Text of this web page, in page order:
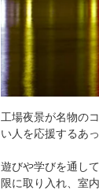
工場夜景が名物の
い人を応援するあ
遊びや学びを通し
限に取り入れ、室